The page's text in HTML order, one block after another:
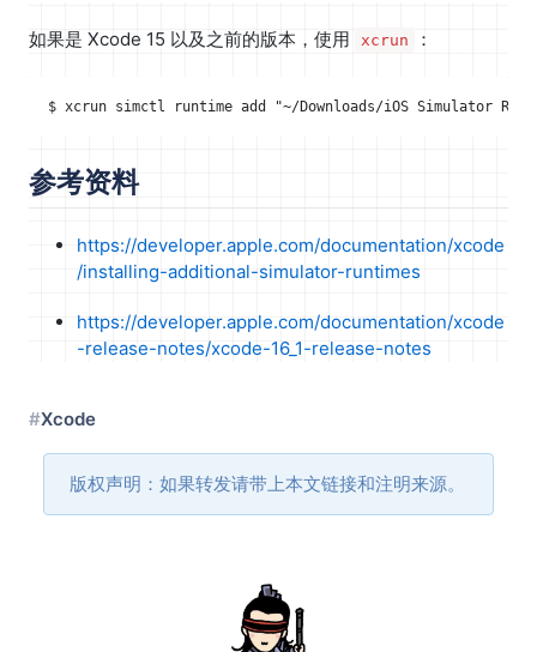
如果是 Xcode 15 以及之前的版本，使用 xcrun ：
参考资料
https://developer.apple.com/documentation/xcode
/installing-additional-simulator-runtimes
https://developer.apple.com/documentation/xcode
-release-notes/xcode-16_1-release-notes
Xcode
版权声明：如果转发请带上本文链接和注明来源。